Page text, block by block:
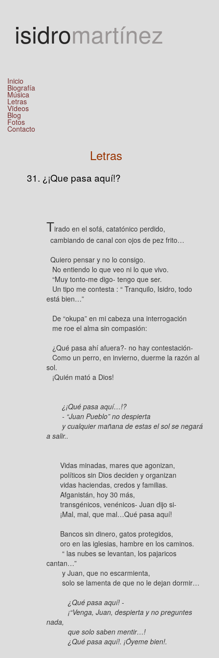
isidromartínez
Inicio
Biografía
Música
Letras
Vïdeos
Blog
Fotos
Contacto
Letras
31. ¿¡Que pasa aquí!?
Tirado en el sofá, catatónico perdido,
cambiando de canal con ojos de pez frito…
Quiero pensar y no lo consigo.
No entiendo lo que veo ni lo que vivo.
“Muy tonto-me digo- tengo que ser.
Un tipo me contesta : “ Tranquilo, Isidro, todo
está bien…”
De “okupa” en mi cabeza una interrogación
me roe el alma sin compasión:
¿Qué pasa ahí afuera?- no hay contestación-
Como un perro, en invierno, duerme la razón al
sol.
¡Quién mató a Dios!
¿¡Qué pasa aquí…!?
- “Juan Pueblo” no despierta
y cualquier mañana de estas el sol se negará
a salir..
Vidas minadas, mares que agonizan,
políticos sin Dios deciden y organizan
vidas haciendas, credos y familias.
Afganistán, hoy 30 más,
transgénicos, venénicos- Juan dijo si-
¡Mal, mal, que mal…Qué pasa aquí!
Bancos sin dinero, gatos protegidos,
oro en las iglesias, hambre en los caminos.
“ las nubes se levantan, los pajaricos
cantan…”
y Juan, que no escarmienta,
solo se lamenta de que no le dejan dormir…
¿Qué pasa aquí! -
¡“Venga, Juan, despierta y no preguntes
nada,
que solo saben mentir…!
¿Qué pasa aquí!. ¡Óyeme bien!.